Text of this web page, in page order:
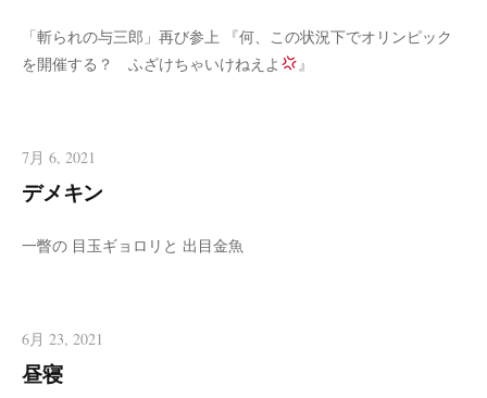
「斬られの与三郎」再び参上 『何、この状況下でオリンピック
を開催する？ ふざけちゃいけねえよ
』
7月 6, 2021
デメキン
一瞥の 目玉ギョロリと 出目金魚
6月 23, 2021
昼寝